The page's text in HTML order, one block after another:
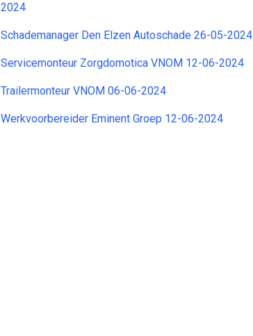
2024
Schademanager Den Elzen Autoschade 26-05-2024
Servicemonteur Zorgdomotica VNOM 12-06-2024
Trailermonteur VNOM 06-06-2024
Werkvoorbereider Eminent Groep 12-06-2024